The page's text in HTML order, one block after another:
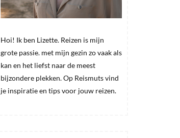
Hoi! Ik ben Lizette. Reizen is mijn
grote passie. met mijn gezin zo vaak als
kan en het liefst naar de meest
bijzondere plekken. Op Reismuts vind
je inspiratie en tips voor jouw reizen.